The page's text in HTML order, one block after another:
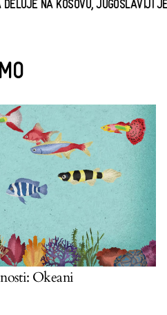
NA KOSOVU, JUGOSLAVIJI JE
Okeani